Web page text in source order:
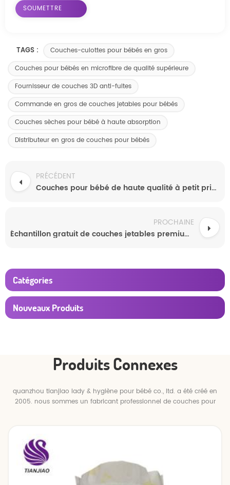
TAGS :
Couches-culottes pour bébés en gros
Couches pour bébés en microfibre de qualité supérieure
Fournisseur de couches 3D anti-fuites
Commande en gros de couches jetables pour bébés
Couches sèches pour bébé à haute absorption
Distributeur en gros de couches pour bébés
PRÉCÉDENT
Couches pour bébé de haute qualité à petit prix, douces pour la peau, naturelles, avec pulpe de cellulose et SAP pour une absorption optimale - Vente directe d'usine en Chine
PROCHAINE
Échantillon gratuit de couches jetables premium ultra douces en promotion, disponibles en gros. Toutes les tailles disponibles.
Catégories
Nouveaux Produits
Produits Connexes
quanzhou tianjiao lady & hygiène pour bébé co., ltd. a été créé en
2005. nous sommes un fabricant professionnel de couches pour